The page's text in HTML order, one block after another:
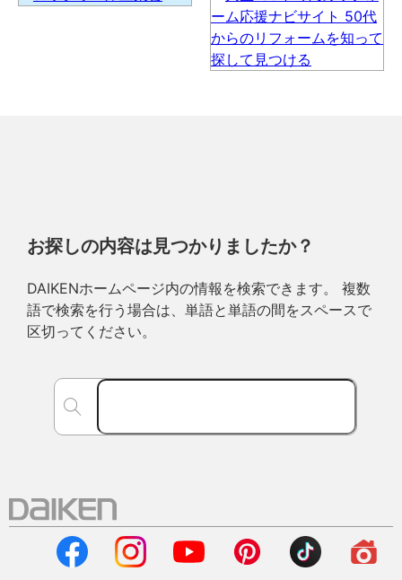
お探しの内容は見つかりましたか？
DAIKENホームページ内の情報を検索できます。 複数
語で検索を行う場合は、単語と単語の間をスペースで
区切ってください。